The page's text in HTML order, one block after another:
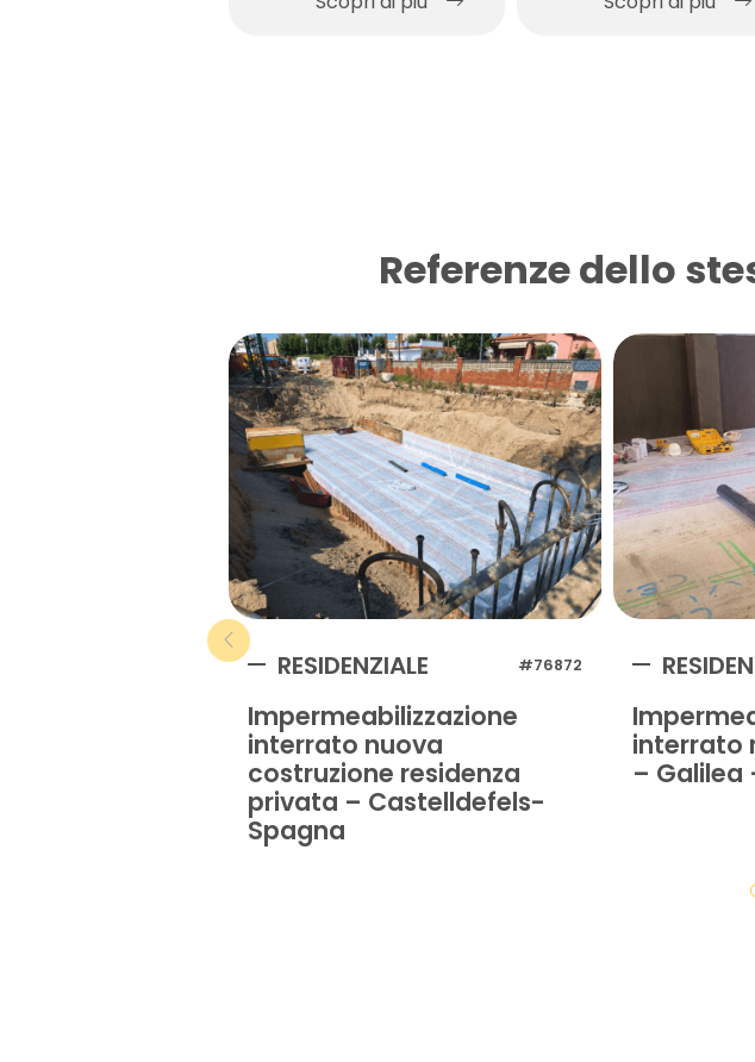
Referenze dello
RESIDENZIALE #76872
Impermeabilizzazione
interrato nuova
costruzione residenza
privata – Castelldefels-
Spagna
interrato
– Galilea